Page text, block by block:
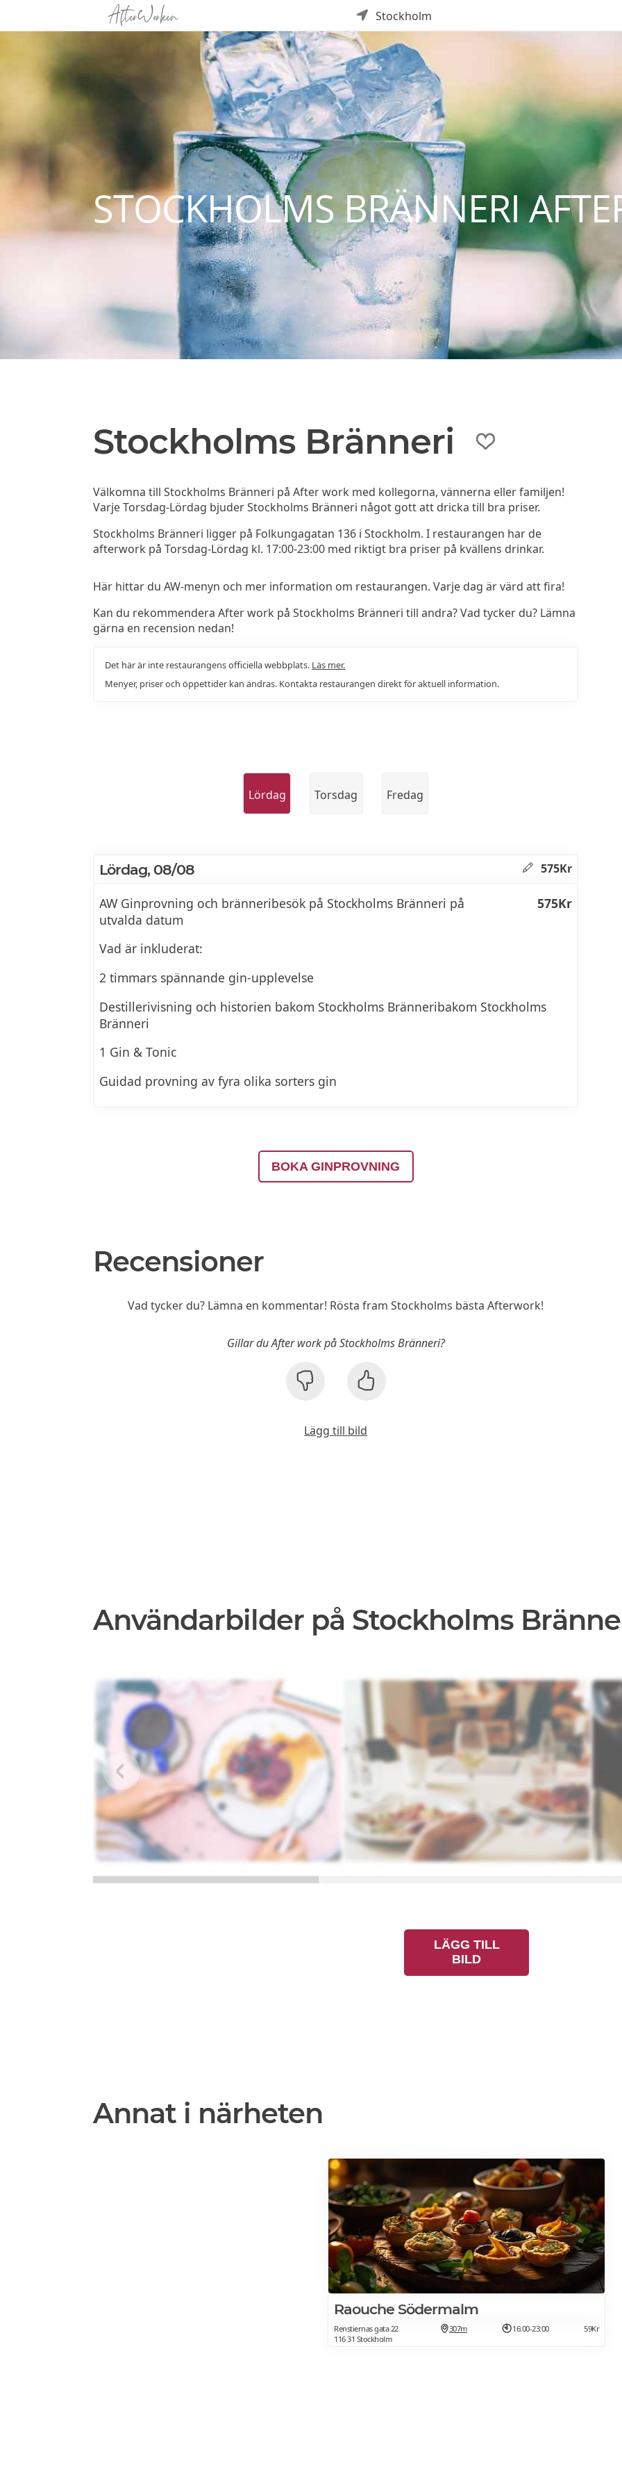
Stockholm
STOCKHOLMS BRÄNNERI
Stockholms Bränneri
Välkomna till Stockholms Bränneri på After work med kollegorna, vännerna eller familjen!
Varje Torsdag-Lördag bjuder Stockholms Bränneri något gott att dricka till bra priser.
Stockholms Bränneri ligger på Folkungagatan 136 i Stockholm. I restaurangen har de
afterwork på Torsdag-Lördag kl. 17:00-23:00 med riktigt bra priser på kvällens drinkar.
Här hittar du AW-menyn och mer information om restaurangen. Varje dag är värd att fira!
Kan du rekommendera After work på Stockholms Bränneri till andra? Vad tycker du? Lämna
gärna en recension nedan!
Det här är inte restaurangens officiella webbplats. Läs mer.
Menyer, priser och öppettider kan ändras. Kontakta restaurangen direkt för aktuell information.
Lördag Torsdag Fredag
Lördag, 08/08 575Kr
AW Ginprovning och bränneribesök på Stockholms Bränneri på
utvalda datum
575Kr
Vad är inkluderat:
2 timmars spännande gin-upplevelse
Destillerivisning och historien bakom Stockholms Bränneribakom Stockholms
Bränneri
1 Gin & Tonic
Guidad provning av fyra olika sorters gin
BOKA GINPROVNING
Recensioner
Vad tycker du? Lämna en kommentar! Rösta fram Stockholms bästa Afterwork!
Gillar du After work på Stockholms Bränneri?
Lägg till bild
Användarbilder på Stockholms
LÄGG TILL
BILD
Annat i närheten
Raouche Södermalm
Renstiernas gata 22
116 31 Stockholm
307m 16:00-23:00 59Kr